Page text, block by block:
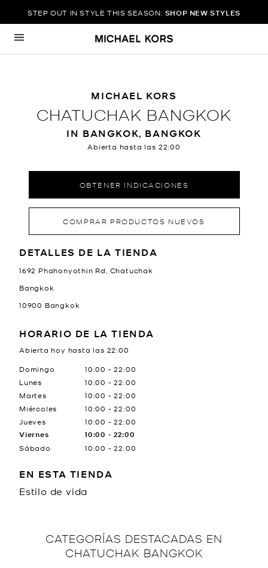
Ir al contenido
STEP OUT IN STYLE THIS SEASON: SHOP NEW STYLES
Volver a navegación
MICHAEL KORS
CHATUCHAK BANGKOK
IN BANGKOK, BANGKOK
Abierta hasta las 22:00
OBTENER INDICACIONES
COMPRAR PRODUCTOS NUEVOS
LOCATION INFORMATION
DETALLES DE LA TIENDA
1692 Phahonyothin Rd, Chatuchak
Bangkok
10900 Bangkok
HORARIO DE LA TIENDA
Abierta hoy hasta las 22:00
Día de la semanaHorario
Lunes
10:00 -22:00
Martes
10:00 -22:00
Miércoles
10:00 -22:00
Jueves
10:00 -22:00
Viernes 10:00 -22:00
Sábado 10:00 -22:00
Domingo 10:00 -22:00
EN ESTA TIENDA
Estilo de vida
CATEGORÍAS DESTACADAS EN
CHATUCHAK BANGKOK